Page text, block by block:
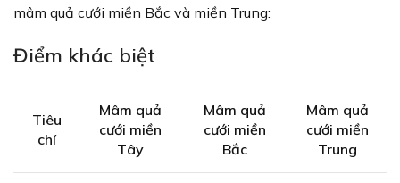
mâm quả cưới miền Bắc và miền Trung:
Điểm khác biệt
Tiêu
chí
Mâm quả
cưới miền
Tây
Mâm quả
cưới miền
Bắc
Mâm quả
cưới miền
Trung